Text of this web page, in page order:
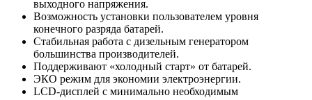
выходного напряжения.
Возможность установки пользователем уровня
конечного разряда батарей.
Стабильная работа с дизельным генератором
большинства производителей.
Поддерживают «холодный старт» от батарей.
ЭКО режим для экономии электроэнергии.
LCD-дисплей с минимально необходимым